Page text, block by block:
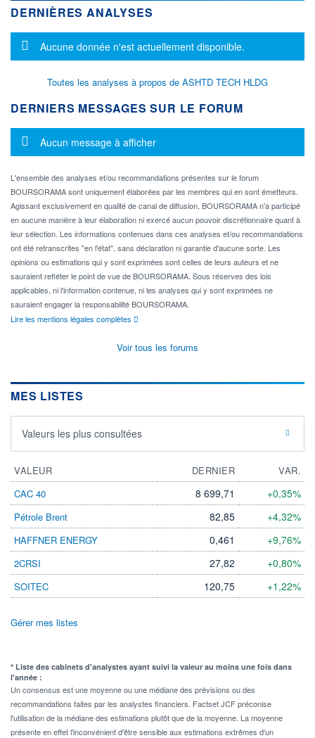
DERNIÈRES ANALYSES
Message d'information
Aucune donnée n'est actuellement disponible.
Toutes les analyses à propos de ASHTD TECH HLDG
DERNIERS MESSAGES SUR LE FORUM
Message d'information
Aucun message à afficher
L'ensemble des analyses et/ou recommandations présentes sur le forum
BOURSORAMA sont uniquement élaborées par les membres qui en sont émetteurs.
Agissant exclusivement en qualité de canal de diffusion, BOURSORAMA n'a participé
en aucune manière à leur élaboration ni exercé aucun pouvoir discrétionnaire quant à
leur sélection. Les informations contenues dans ces analyses et/ou recommandations
ont été retranscrites "en l'état", sans déclaration ni garantie d'aucune sorte. Les
opinions ou estimations qui y sont exprimées sont celles de leurs auteurs et ne
sauraient refléter le point de vue de BOURSORAMA. Sous réserves des lois
applicables, ni l'information contenue, ni les analyses qui y sont exprimées ne
sauraient engager la responsabilité BOURSORAMA.
Lire les mentions légales complètes
Voir tous les forums
MES LISTES
Valeurs les plus consultées
VALEUR DERNIER
VAR.
CAC 40
8 699,71 +0,35%
Pétrole Brent 82,85 +4,32%
HAFFNER ENERGY 0,461 +9,76%
2CRSI 27,82 +0,80%
SOITEC 120,75 +1,22%
Gérer mes listes
* Liste des cabinets d'analystes ayant suivi la valeur au moins une fois dans
l'année :
Un consensus est une moyenne ou une médiane des prévisions ou des
recommandations faites par les analystes financiers. Factset JCF préconise
l'utilisation de la médiane des estimations plutôt que de la moyenne. La moyenne
présente en effet l'inconvénient d'être sensible aux estimations extrêmes d'un